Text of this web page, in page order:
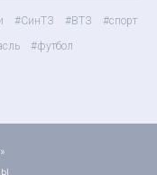
#СинТЗ #ВТЗ
#спорт
#футбол